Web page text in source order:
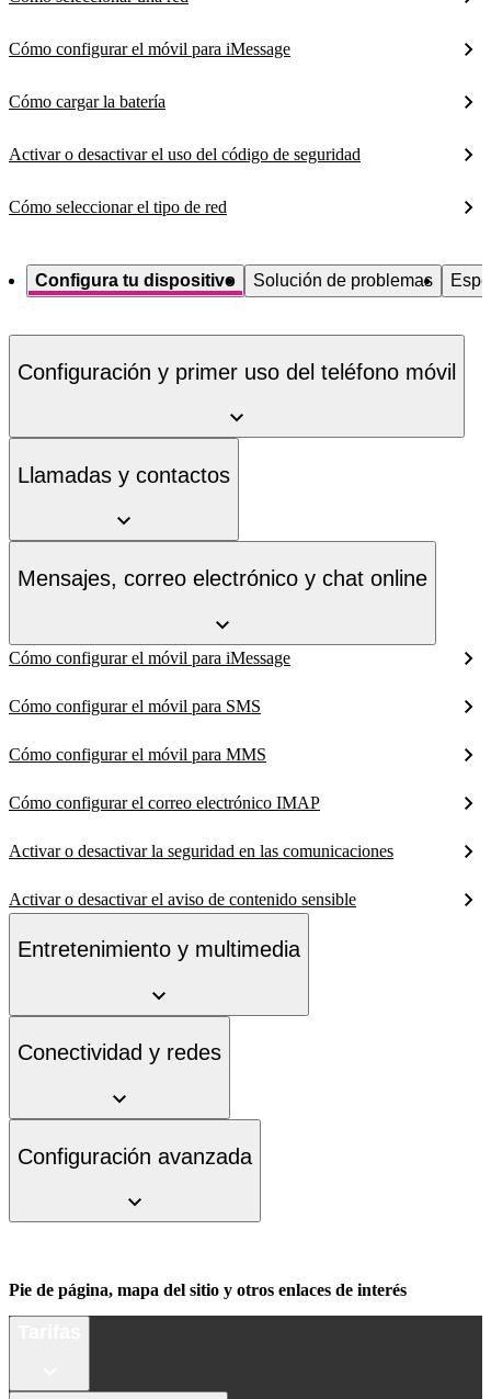
Cómo configurar el móvil para iMessage
Cómo cargar la batería
Activar o desactivar el uso del código de seguridad
Cómo seleccionar el tipo de red
Configura tu dispositivo Solución de problemas
Configuración y primer uso del teléfono móvil
Llamadas y contactos
Mensajes, correo electrónico y chat online
Cómo configurar el móvil para iMessage
Cómo configurar el móvil para SMS
Cómo configurar el móvil para MMS
Cómo configurar el correo electrónico IMAP
Activar o desactivar la seguridad en las comunicaciones
Activar o desactivar el aviso de contenido sensible
Entretenimiento y multimedia
Conectividad y redes
Configuración avanzada
Pie de página, mapa del sitio y otros enlaces de interés